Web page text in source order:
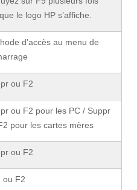
le logo HP s’affiche.
d’accès au menu de
ou F2
ou F2 pour les PC / Suppr
pour les cartes mères
ou F2
ou F2